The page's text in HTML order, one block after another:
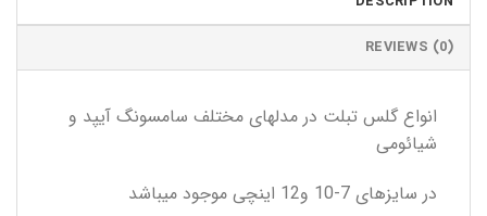
REVIEWS (0)
انواع گلس تبلت در مدلهای مختلف سامسونگ آیپد و
شیائومی
در سایزهای 7-10 و12 اینچی موجود میباشد